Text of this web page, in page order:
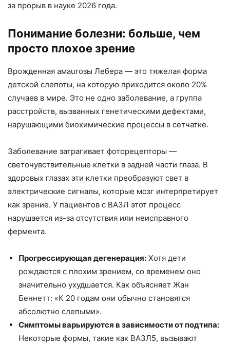
за прорыв в науке 2026 года.
Понимание болезни: больше, чем
просто плохое зрение
Врожденная амаuroзы Лебера — это тяжелая форма
детской слепоты, на которую приходится около 20%
случаев в мире. Это не одно заболевание, а группа
расстройств, вызванных генетическими дефектами,
нарушающими биохимические процессы в сетчатке.
Заболевание затрагивает фоторецепторы —
светочувствительные клетки в задней части глаза. В
здоровых глазах эти клетки преобразуют свет в
электрические сигналы, которые мозг интерпретирует
как зрение. У пациентов с ВАЗЛ этот процесс
нарушается из-за отсутствия или неисправного
фермента.
Прогрессирующая дегенерация: Хотя дети
рождаются с плохим зрением, со временем оно
значительно ухудшается. Как объясняет Жан
Беннетт: «К 20 годам они обычно становятся
абсолютно слепыми».
Симптомы варьируются в зависимости от подтипа:
Некоторые формы, такие как ВАЗЛ5, вызывают